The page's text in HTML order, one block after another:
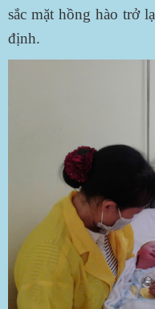
sắc mặt hồng hào trở
định.